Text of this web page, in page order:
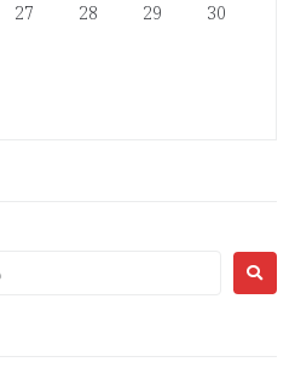
27 28 29 30